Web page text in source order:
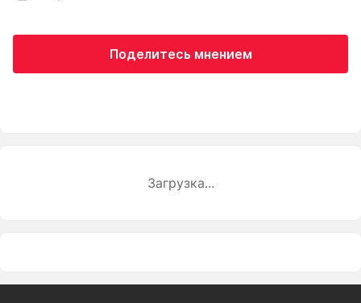
Поделитесь мнением
Загрузка...